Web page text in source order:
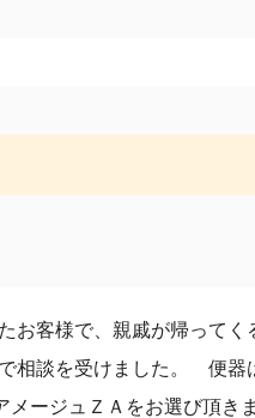
お客様で、親戚が帰ってく
相談を受けました。 便器
ージュＺＡをお選び頂き